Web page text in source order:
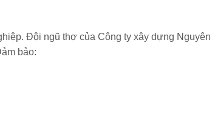
Đội ngũ thợ của Công ty xây dựng Nguyên
bảo: